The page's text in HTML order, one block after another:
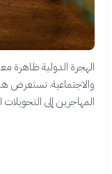
الهجرة الدولية ظاهرة
والاجتماعية. تستعرض
المهاجرين إلى التحويلات